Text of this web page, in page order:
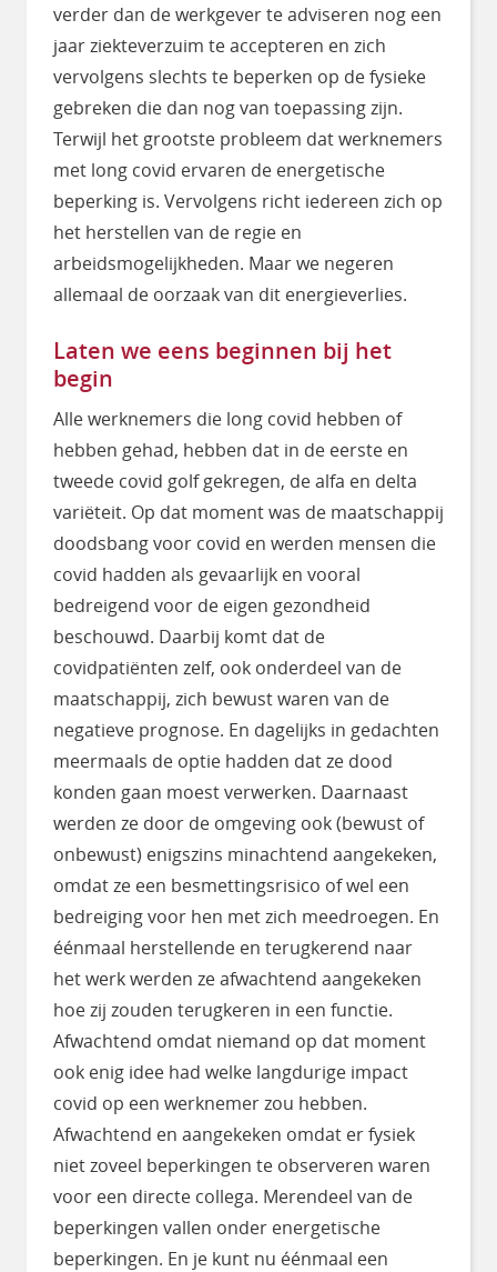
verder dan de werkgever te adviseren nog een
jaar ziekteverzuim te accepteren en zich
vervolgens slechts te beperken op de fysieke
gebreken die dan nog van toepassing zijn.
Terwijl het grootste probleem dat werknemers
met long covid ervaren de energetische
beperking is. Vervolgens richt iedereen zich op
het herstellen van de regie en
arbeidsmogelijkheden. Maar we negeren
allemaal de oorzaak van dit energieverlies.
Laten we eens beginnen bij het
begin
Alle werknemers die long covid hebben of
hebben gehad, hebben dat in de eerste en
tweede covid golf gekregen, de alfa en delta
variëteit. Op dat moment was de maatschappij
doodsbang voor covid en werden mensen die
covid hadden als gevaarlijk en vooral
bedreigend voor de eigen gezondheid
beschouwd. Daarbij komt dat de
covidpatiënten zelf, ook onderdeel van de
maatschappij, zich bewust waren van de
negatieve prognose. En dagelijks in gedachten
meermaals de optie hadden dat ze dood
konden gaan moest verwerken. Daarnaast
werden ze door de omgeving ook (bewust of
onbewust) enigszins minachtend aangekeken,
omdat ze een besmettingsrisico of wel een
bedreiging voor hen met zich meedroegen. En
éénmaal herstellende en terugkerend naar
het werk werden ze afwachtend aangekeken
hoe zij zouden terugkeren in een functie.
Afwachtend omdat niemand op dat moment
ook enig idee had welke langdurige impact
covid op een werknemer zou hebben.
Afwachtend en aangekeken omdat er fysiek
niet zoveel beperkingen te observeren waren
voor een directe collega. Merendeel van de
beperkingen vallen onder energetische
beperkingen. En je kunt nu éénmaal een